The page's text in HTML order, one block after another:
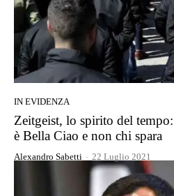
IN EVIDENZA
Zeitgeist, lo spirito del
è Bella Ciao e non chi spara
Alexandro Sabetti - 22 Luglio 2021